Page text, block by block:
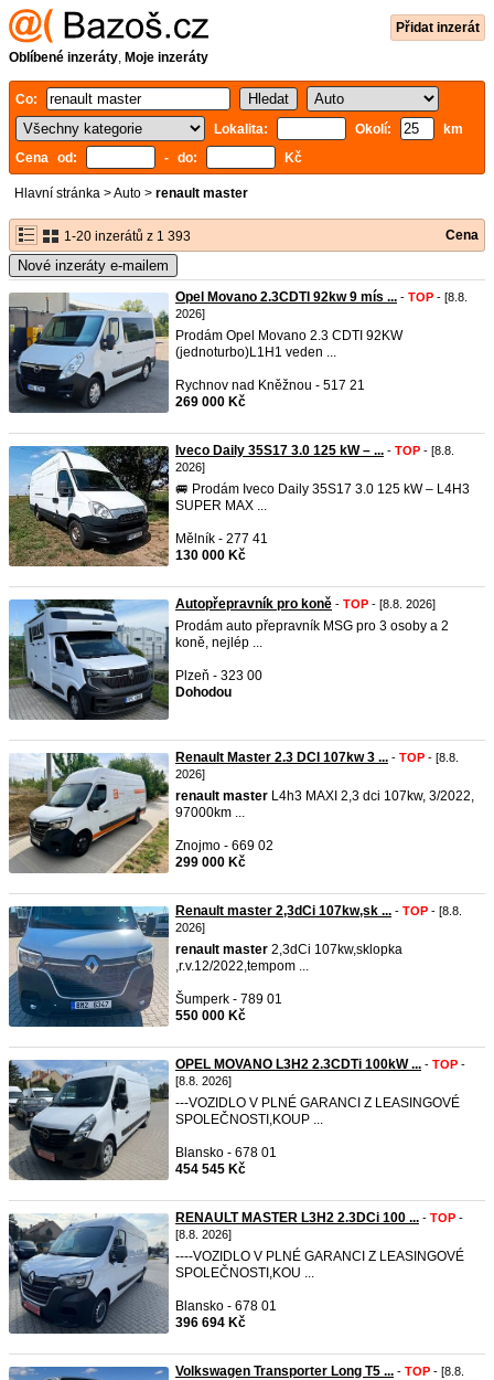
Přidat inzerát
Oblíbené inzeráty, Moje inzeráty
Co:
Lokalita:
Okolí:
km
Cena od:
- do: Kč
Hlavní stránka >Auto > renault master
1-20 inzerátů z 1 393 Cena
Nové inzeráty e-mailem
Opel Movano 2.3CDTI 92kw 9 mís ... - TOP - [8.8.
2026]
Prodám Opel Movano 2.3 CDTI 92KW
(jednoturbo)L1H1 veden ...
Rychnov nad Kněžnou - 517 21
269 000 Kč
Iveco Daily 35S17 3.0 125 kW – ... - TOP - [8.8.
2026]
🚐 Prodám Iveco Daily 35S17 3.0 125 kW – L4H3
SUPER MAX ...
Mělník - 277 41
130 000 Kč
Autopřepravník pro koně - TOP - [8.8. 2026]
Prodám auto přepravník MSG pro 3 osoby a 2
koně, nejlép ...
Plzeň - 323 00
Dohodou
Renault Master 2.3 DCI 107kw 3 ... - TOP - [8.8.
2026]
renault master L4h3 MAXI 2,3 dci 107kw, 3/2022,
97000km ...
Znojmo - 669 02
299 000 Kč
Renault master 2,3dCi 107kw,sk ... - TOP - [8.8.
2026]
renault master 2,3dCi 107kw,sklopka
,r.v.12/2022,tempom ...
Šumperk - 789 01
550 000 Kč
OPEL MOVANO L3H2 2.3CDTi 100kW ... - TOP -
[8.8. 2026]
---VOZIDLO V PLNÉ GARANCI Z LEASINGOVÉ
SPOLEČNOSTI,KOUP ...
Blansko - 678 01
454 545 Kč
RENAULT MASTER L3H2 2.3DCi 100 ... - TOP -
[8.8. 2026]
----VOZIDLO V PLNÉ GARANCI Z LEASINGOVÉ
SPOLEČNOSTI,KOU ...
Blansko - 678 01
396 694 Kč
Volkswagen Transporter Long T5 ... - TOP - [8.8.